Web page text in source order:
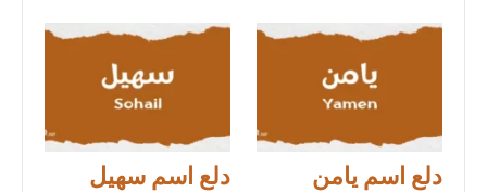
دلع اسم يامن دلع اسم سهيل